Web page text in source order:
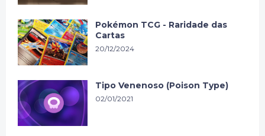
Pokémon TCG - Raridade das
Cartas
20/12/2024
Tipo Venenoso (Poison Type)
02/01/2021